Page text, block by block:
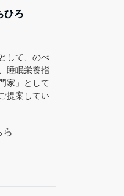
ひろ
して、のべ
睡眠栄養指
家」として
提案してい